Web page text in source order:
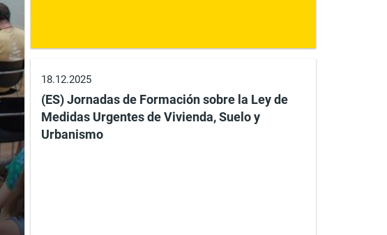
(ES) Jornadas de Formación sobre la Ley de
Medidas Urgentes de Vivienda, Suelo y
Urbanismo
18.12.2025